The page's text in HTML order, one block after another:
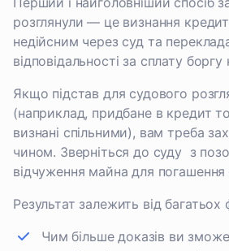
розглянули — це визнання
недійсним через суд та
відповідальності за сплату боргу
Якщо підстав для судового
(наприклад, придбане в кредит
визнані спільними), вам треба
чином. Зверніться до суду з
відчуження майна для погашення
Результат залежить від багатьох
Чим більше доказів ви